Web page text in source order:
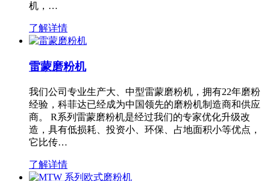
机，…
了解详情
雷蒙磨粉机
我们公司专业生产大、中型雷蒙磨粉机，拥有22年磨粉
经验，科菲达已经成为中国领先的磨粉机制造商和供应
商。 R系列雷蒙磨粉机是经过我们的专家优化升级改
造，具有低损耗、投资小、环保、占地面积小等优点，
它比传…
了解详情